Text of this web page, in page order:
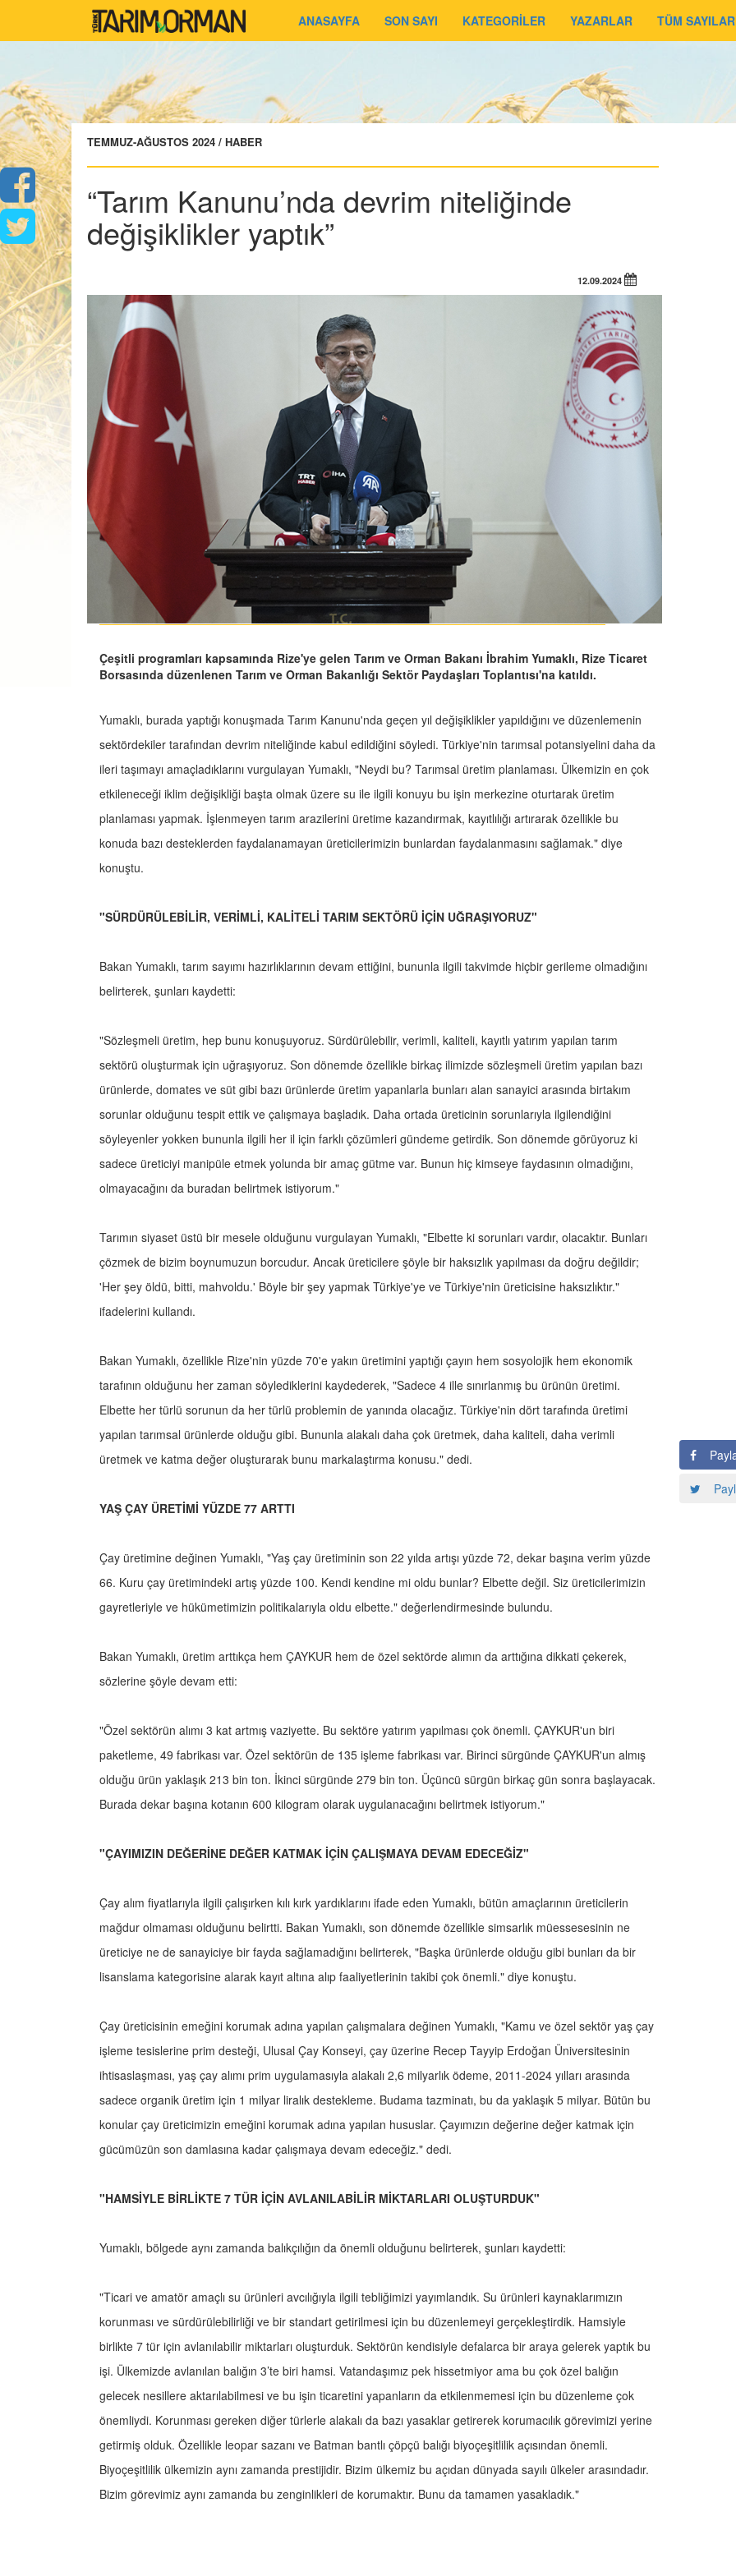
ANASAYFA SON SAYI KATEGORİLER YAZARLAR TÜM SAYILAR
TEMMUZ-AĞUSTOS 2024 / HABER
“Tarım Kanunu’nda devrim niteliğinde
değişiklikler yaptık”
12.09.2024
Çeşitli programları kapsamında Rize'ye gelen Tarım ve Orman Bakanı İbrahim Yumaklı, Rize Ticaret
Borsasında düzenlenen Tarım ve Orman Bakanlığı Sektör Paydaşları Toplantısı'na katıldı.
Yumaklı, burada yaptığı konuşmada Tarım Kanunu'nda geçen yıl değişiklikler yapıldığını ve düzenlemenin
sektördekiler tarafından devrim niteliğinde kabul edildiğini söyledi. Türkiye'nin tarımsal potansiyelini daha da
ileri taşımayı amaçladıklarını vurgulayan Yumaklı, "Neydi bu? Tarımsal üretim planlaması. Ülkemizin en çok
etkileneceği iklim değişikliği başta olmak üzere su ile ilgili konuyu bu işin merkezine oturtarak üretim
planlaması yapmak. İşlenmeyen tarım arazilerini üretime kazandırmak, kayıtlılığı artırarak özellikle bu
konuda bazı desteklerden faydalanamayan üreticilerimizin bunlardan faydalanmasını sağlamak." diye
konuştu.
"SÜRDÜRÜLEBİLİR, VERİMLİ, KALİTELİ TARIM SEKTÖRÜ İÇİN UĞRAŞIYORUZ"
Bakan Yumaklı, tarım sayımı hazırlıklarının devam ettiğini, bununla ilgili takvimde hiçbir gerileme olmadığını
belirterek, şunları kaydetti:
"Sözleşmeli üretim, hep bunu konuşuyoruz. Sürdürülebilir, verimli, kaliteli, kayıtlı yatırım yapılan tarım
sektörü oluşturmak için uğraşıyoruz. Son dönemde özellikle birkaç ilimizde sözleşmeli üretim yapılan bazı
ürünlerde, domates ve süt gibi bazı ürünlerde üretim yapanlarla bunları alan sanayici arasında birtakım
sorunlar olduğunu tespit ettik ve çalışmaya başladık. Daha ortada üreticinin sorunlarıyla ilgilendiğini
söyleyenler yokken bununla ilgili her il için farklı çözümleri gündeme getirdik. Son dönemde görüyoruz ki
sadece üreticiyi manipüle etmek yolunda bir amaç gütme var. Bunun hiç kimseye faydasının olmadığını,
olmayacağını da buradan belirtmek istiyorum."
Tarımın siyaset üstü bir mesele olduğunu vurgulayan Yumaklı, "Elbette ki sorunları vardır, olacaktır. Bunları
çözmek de bizim boynumuzun borcudur. Ancak üreticilere şöyle bir haksızlık yapılması da doğru değildir;
'Her şey öldü, bitti, mahvoldu.' Böyle bir şey yapmak Türkiye'ye ve Türkiye'nin üreticisine haksızlıktır."
ifadelerini kullandı.
Bakan Yumaklı, özellikle Rize'nin yüzde 70'e yakın üretimini yaptığı çayın hem sosyolojik hem ekonomik
tarafının olduğunu her zaman söylediklerini kaydederek, "Sadece 4 ille sınırlanmış bu ürünün üretimi.
Elbette her türlü sorunun da her türlü problemin de yanında olacağız. Türkiye'nin dört tarafında üretimi
yapılan tarımsal ürünlerde olduğu gibi. Bununla alakalı daha çok üretmek, daha kaliteli, daha verimli
üretmek ve katma değer oluşturarak bunu markalaştırma konusu." dedi.
YAŞ ÇAY ÜRETİMİ YÜZDE 77 ARTTI
Çay üretimine değinen Yumaklı, "Yaş çay üretiminin son 22 yılda artışı yüzde 72, dekar başına verim yüzde
66. Kuru çay üretimindeki artış yüzde 100. Kendi kendine mi oldu bunlar? Elbette değil. Siz üreticilerimizin
gayretleriyle ve hükümetimizin politikalarıyla oldu elbette." değerlendirmesinde bulundu.
Bakan Yumaklı, üretim arttıkça hem ÇAYKUR hem de özel sektörde alımın da arttığına dikkati çekerek,
sözlerine şöyle devam etti:
"Özel sektörün alımı 3 kat artmış vaziyette. Bu sektöre yatırım yapılması çok önemli. ÇAYKUR'un biri
paketleme, 49 fabrikası var. Özel sektörün de 135 işleme fabrikası var. Birinci sürgünde ÇAYKUR'un almış
olduğu ürün yaklaşık 213 bin ton. İkinci sürgünde 279 bin ton. Üçüncü sürgün birkaç gün sonra başlayacak.
Burada dekar başına kotanın 600 kilogram olarak uygulanacağını belirtmek istiyorum."
"ÇAYIMIZIN DEĞERİNE DEĞER KATMAK İÇİN ÇALIŞMAYA DEVAM EDECEĞİZ"
Çay alım fiyatlarıyla ilgili çalışırken kılı kırk yardıklarını ifade eden Yumaklı, bütün amaçlarının üreticilerin
mağdur olmaması olduğunu belirtti. Bakan Yumaklı, son dönemde özellikle simsarlık müessesesinin ne
üreticiye ne de sanayiciye bir fayda sağlamadığını belirterek, "Başka ürünlerde olduğu gibi bunları da bir
lisanslama kategorisine alarak kayıt altına alıp faaliyetlerinin takibi çok önemli." diye konuştu.
Çay üreticisinin emeğini korumak adına yapılan çalışmalara değinen Yumaklı, "Kamu ve özel sektör yaş çay
işleme tesislerine prim desteği, Ulusal Çay Konseyi, çay üzerine Recep Tayyip Erdoğan Üniversitesinin
ihtisaslaşması, yaş çay alımı prim uygulamasıyla alakalı 2,6 milyarlık ödeme, 2011-2024 yılları arasında
sadece organik üretim için 1 milyar liralık destekleme. Budama tazminatı, bu da yaklaşık 5 milyar. Bütün bu
konular çay üreticimizin emeğini korumak adına yapılan hususlar. Çayımızın değerine değer katmak için
gücümüzün son damlasına kadar çalışmaya devam edeceğiz." dedi.
"HAMSİYLE BİRLİKTE 7 TÜR İÇİN AVLANILABİLİR MİKTARLARI OLUŞTURDUK"
Yumaklı, bölgede aynı zamanda balıkçılığın da önemli olduğunu belirterek, şunları kaydetti:
"Ticari ve amatör amaçlı su ürünleri avcılığıyla ilgili tebliğimizi yayımlandık. Su ürünleri kaynaklarımızın
korunması ve sürdürülebilirliği ve bir standart getirilmesi için bu düzenlemeyi gerçekleştirdik. Hamsiyle
birlikte 7 tür için avlanılabilir miktarları oluşturduk. Sektörün kendisiyle defalarca bir araya gelerek yaptık bu
işi. Ülkemizde avlanılan balığın 3’te biri hamsi. Vatandaşımız pek hissetmiyor ama bu çok özel balığın
gelecek nesillere aktarılabilmesi ve bu işin ticaretini yapanların da etkilenmemesi için bu düzenleme çok
önemliydi. Korunması gereken diğer türlerle alakalı da bazı yasaklar getirerek korumacılık görevimizi yerine
getirmiş olduk. Özellikle leopar sazanı ve Batman bantlı çöpçü balığı biyoçeşitlilik açısından önemli.
Biyoçeşitlilik ülkemizin aynı zamanda prestijidir. Bizim ülkemiz bu açıdan dünyada sayılı ülkeler arasındadır.
Bizim görevimiz aynı zamanda bu zenginlikleri de korumaktır. Bunu da tamamen yasakladık."